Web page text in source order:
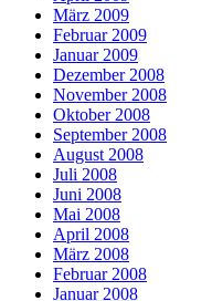
März 2009
Februar 2009
Januar 2009
Dezember 2008
November 2008
Oktober 2008
September 2008
August 2008
Juli 2008
Juni 2008
Mai 2008
April 2008
März 2008
Februar 2008
Januar 2008